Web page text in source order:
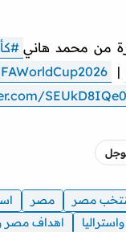
من محمد هاني
|
SEUkD8IQe0
مصر مصر
اهداف مصر